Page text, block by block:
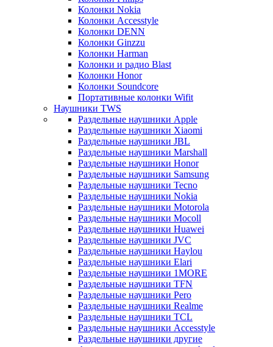
Колонки Nokia
Колонки Accesstyle
Колонки DENN
Колонки Ginzzu
Колонки Harman
Колонки и радио Blast
Колонки Honor
Колонки Soundcore
Портативные колонки Wifit
Наушники TWS
Раздельные наушники Apple
Раздельные наушники Xiaomi
Раздельные наушники JBL
Раздельные наушники Marshall
Раздельные наушники Honor
Раздельные наушники Samsung
Раздельные наушники Tecno
Раздельные наушники Nokia
Раздельные наушники Motorola
Раздельные наушники Mocoll
Раздельные наушники Huawei
Раздельные наушники JVC
Раздельные наушники Haylou
Раздельные наушники Elari
Раздельные наушники 1MORE
Раздельные наушники TFN
Раздельные наушники Pero
Раздельные наушники Realme
Раздельные наушники TCL
Раздельные наушники Accesstyle
Раздельные наушники другие